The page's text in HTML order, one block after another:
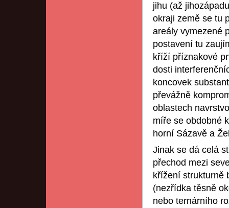
jihu (až
okraji země se tu
areály vymezené
postavení tu
kříží příznakové
dosti
koncovek
převážně
oblastech
míře se obdobné
horní Sázavě a
Jinak se dá celá
přechod mezi
křížení strukturně
(nezřídka těsně
nebo ternárního